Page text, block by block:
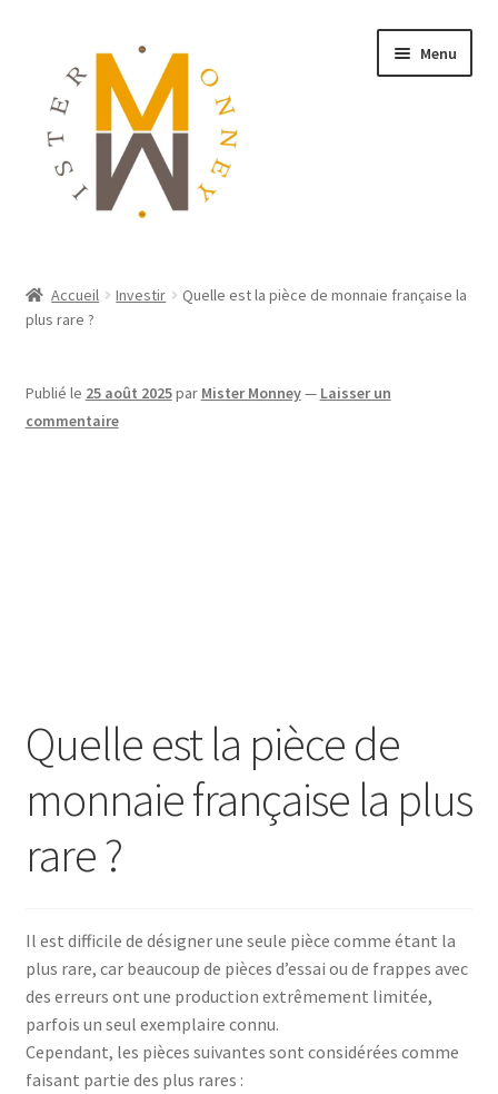
Menu
MONNAIES
BIJOUX
Accueil Investir
Quelle est la pièce de monnaie française la
plus rare ?
Publié le 25 août 2025par Mister Monney— Laisser un
commentaire
Quelle est la pièce de
monnaie française la plus
rare ?
Il est difficile de désigner une seule pièce comme étant la
plus rare, car beaucoup de pièces d’essai ou de frappes avec
des erreurs ont une production extrêmement limitée,
parfois un seul exemplaire connu.
Cependant, les pièces suivantes sont considérées comme
faisant partie des plus rares :